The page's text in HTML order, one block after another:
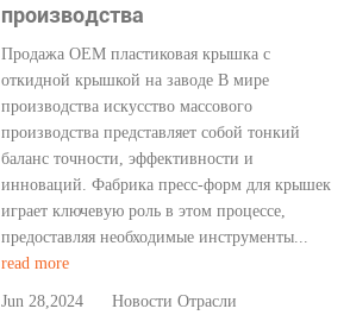
производства
Продажа OEM пластиковая крышка с
откидной крышкой на заводе В мире
производства искусство массового
производства представляет собой тонкий
баланс точности, эффективности и
инноваций. Фабрика пресс-форм для крышек
играет ключевую роль в этом процессе,
предоставляя необходимые инструменты...
read more
Jun 28,2024 Новости Отрасли